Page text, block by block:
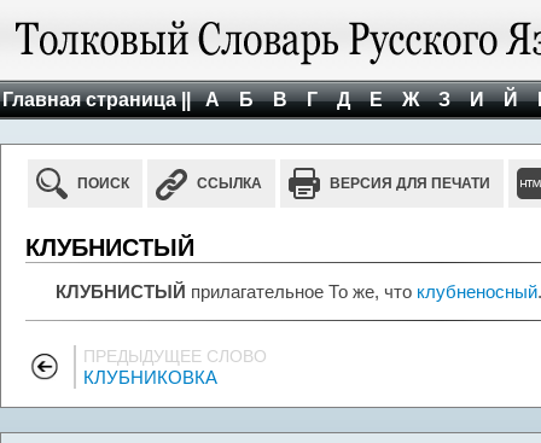
Главная страница || А Б В Г Д Е Ж З И Й
ПОИСК ССЫЛКА ВЕРСИЯ ДЛЯ ПЕЧАТИ
КЛУБНИСТЫЙ
КЛУБНИСТЫЙ прилагательное То же, что клубненосный.
ПРЕДЫДУЩЕЕ СЛОВО
КЛУБНИКОВКА